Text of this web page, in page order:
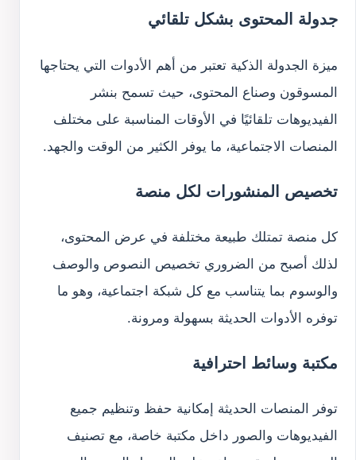
جدولة المحتوى بشكل تلقائي
ميزة الجدولة الذكية تعتبر من أهم الأدوات التي يحتاجها
المسوقون وصناع المحتوى، حيث تسمح بنشر
الفيديوهات تلقائيًا في الأوقات المناسبة على مختلف
المنصات الاجتماعية، ما يوفر الكثير من الوقت والجهد.
تخصيص المنشورات لكل منصة
كل منصة تمتلك طبيعة مختلفة في عرض المحتوى،
لذلك أصبح من الضروري تخصيص النصوص والوصف
والوسوم بما يتناسب مع كل شبكة اجتماعية، وهو ما
توفره الأدوات الحديثة بسهولة ومرونة.
مكتبة وسائط احترافية
توفر المنصات الحديثة إمكانية حفظ وتنظيم جميع
الفيديوهات والصور داخل مكتبة خاصة، مع تصنيف